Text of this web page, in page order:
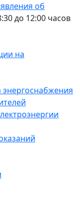
об
до 12:00 часов
на